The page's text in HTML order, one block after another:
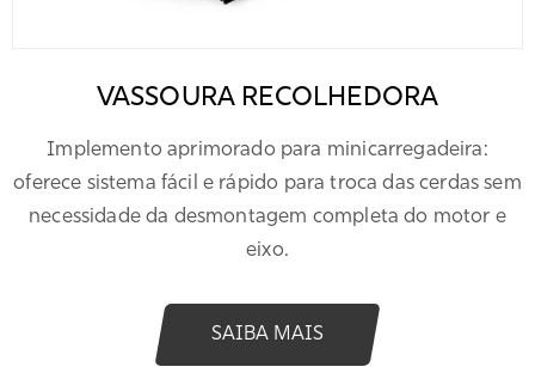
VASSOURA RECOLHEDORA
Implemento aprimorado para minicarregadeira:
oferece sistema fácil e rápido para troca das cerdas sem
necessidade da desmontagem completa do motor e
eixo.
SAIBA MAIS